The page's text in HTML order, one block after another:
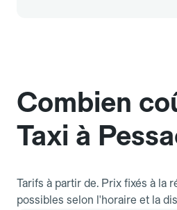
Combien
Taxi à
Tarifs à partir de. Prix fixés à la
possibles selon l'horaire et la